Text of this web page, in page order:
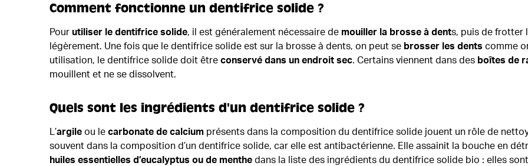
Comment fonctionne un dentifrice solide ?
Pour utiliser le dentifrice solide, il est généralement nécessaire de mouiller la brosse à dents, puis de frotter
légèrement. Une fois que le dentifrice solide est sur la brosse à dents, on peut se brosser les dents comme
utilisation, le dentifrice solide doit être conservé dans un endroit sec. Certains viennent dans des boîtes de
mouillent et ne se dissolvent.
Quels sont les ingrédients d'un dentifrice solide ?
L’argile ou le carbonate de calcium présents dans la composition du dentifrice solide jouent un rôle de
souvent dans la composition d’un dentifrice solide, car elle est antibactérienne. Elle assainit la bouche en
huiles essentielles d’eucalyptus ou de menthe dans la liste des ingrédients du dentifrice solide bio : elles